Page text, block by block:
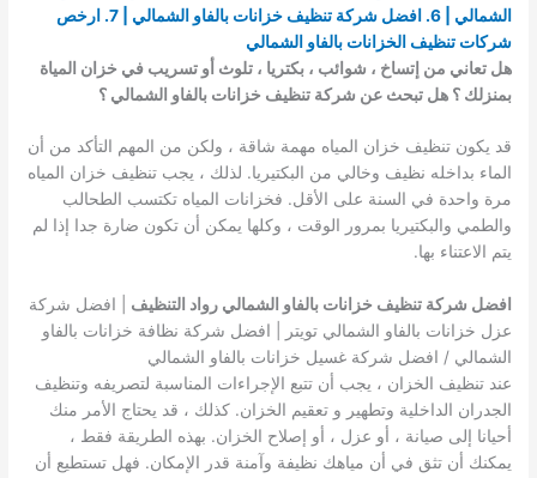
الشمالي | 6. افضل شركة تنظيف خزانات بالفاو الشمالي | 7. ارخص
شركات تنظيف الخزانات بالفاو الشمالي
هل تعاني من إتساخ ، شوائب ، بكتريا ، تلوث أو تسريب في خزان المياة
بمنزلك ؟ هل تبحث عن شركة تنظيف خزانات بالفاو الشمالي ؟
قد يكون تنظيف خزان المياه مهمة شاقة ، ولكن من المهم التأكد من أن
الماء بداخله نظيف وخالي من البكتيريا. لذلك ، يجب تنظيف خزان المياه
مرة واحدة في السنة على الأقل. فخزانات المياه تكتسب الطحالب
والطمي والبكتيريا بمرور الوقت ، وكلها يمكن أن تكون ضارة جدا إذا لم
يتم الاعتناء بها.
افضل شركة تنظيف خزانات بالفاو الشمالي رواد التنظيف | افضل شركة
عزل خزانات بالفاو الشمالي تويتر | افضل شركة نظافة خزانات بالفاو
الشمالي / افضل شركة غسيل خزانات بالفاو الشمالي
عند تنظيف الخزان ، يجب أن تتبع الإجراءات المناسبة لتصريفه وتنظيف
الجدران الداخلية وتطهير و تعقيم الخزان. كذلك ، قد يحتاج الأمر منك
أحيانا إلى صيانة ، أو عزل ، أو إصلاح الخزان. بهذه الطريقة فقط ،
يمكنك أن تثق في أن مياهك نظيفة وآمنة قدر الإمكان. فهل تستطيع أن